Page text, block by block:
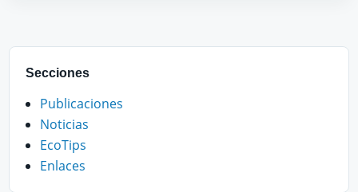
Secciones
Publicaciones
Noticias
EcoTips
Enlaces